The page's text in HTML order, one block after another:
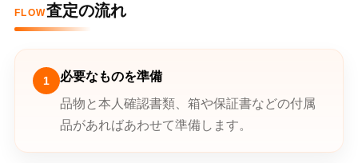
FLOW査定の流れ
1
必要なものを準備
品物と本人確認書類、箱や保証書などの付属
品があればあわせて準備します。